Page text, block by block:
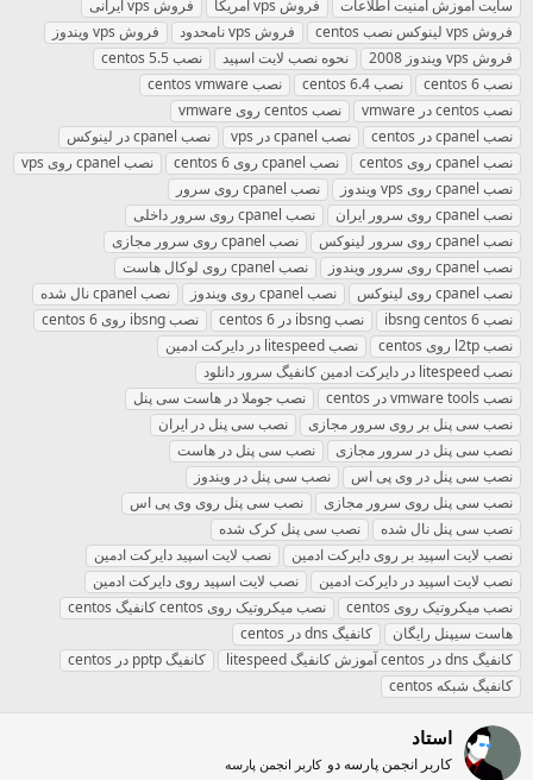
سایت آموزش امنیت اطلاعات
فروش vps آمریکا
فروش vps ایرانی
فروش vps لینوکس نصب centos
فروش vps نامحدود
فروش vps ویندوز
فروش vps ویندوز 2008
نحوه نصب لایت اسپید
نصب centos 5.5
نصب centos 6
نصب centos 6.4
نصب centos vmware
نصب centos در vmware
نصب centos روی vmware
نصب cpanel در centos
نصب cpanel در vps
نصب cpanel در لینوکس
نصب cpanel روی centos
نصب cpanel روی centos 6
نصب cpanel روی vps
نصب cpanel روی vps ویندوز
نصب cpanel روی سرور
نصب cpanel روی سرور ایران
نصب cpanel روی سرور داخلی
نصب cpanel روی سرور لینوکس
نصب cpanel روی سرور مجازی
نصب cpanel روی سرور ویندوز
نصب cpanel روی لوکال هاست
نصب cpanel روی لینوکس
نصب cpanel روی ویندوز
نصب cpanel نال شده
نصب ibsng centos 6
نصب ibsng در centos 6
نصب ibsng روی centos 6
نصب l2tp روی centos
نصب litespeed در دایرکت ادمین
نصب litespeed در دایرکت ادمین کانفیگ سرور دانلود
نصب vmware tools در centos
نصب جوملا در هاست سی پنل
نصب سی پنل بر روی سرور مجازی
نصب سی پنل در ایران
نصب سی پنل در سرور مجازی
نصب سی پنل در هاست
نصب سی پنل در وی پی اس
نصب سی پنل در ویندوز
نصب سی پنل روی سرور مجازی
نصب سی پنل روی وی پی اس
نصب سی پنل نال شده
نصب سی پنل کرک شده
نصب لایت اسپید بر روی دایرکت ادمین
نصب لایت اسپید دایرکت ادمین
نصب لایت اسپید در دایرکت ادمین
نصب لایت اسپید روی دایرکت ادمین
نصب میکروتیک روی centos
نصب میکروتیک روی centos کانفیگ centos
هاست سیپنل رایگان
کانفیگ dns در centos
کانفیگ dns در centos آموزش کانفیگ litespeed
کانفیگ pptp در centos
کانفیگ شبکه centos
استاد
کاربر انجمن پارسه دو کاربر انجمن پارسه